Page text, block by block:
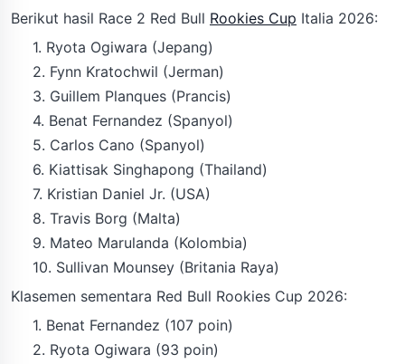
Berikut hasil Race 2 Red Bull Rookies Cup Italia 2026:
1. Ryota Ogiwara (Jepang)
2. Fynn Kratochwil (Jerman)
3. Guillem Planques (Prancis)
4. Benat Fernandez (Spanyol)
5. Carlos Cano (Spanyol)
6. Kiattisak Singhapong (Thailand)
7. Kristian Daniel Jr. (USA)
8. Travis Borg (Malta)
9. Mateo Marulanda (Kolombia)
10. Sullivan Mounsey (Britania Raya)
Klasemen sementara Red Bull Rookies Cup 2026:
1. Benat Fernandez (107 poin)
2. Ryota Ogiwara (93 poin)